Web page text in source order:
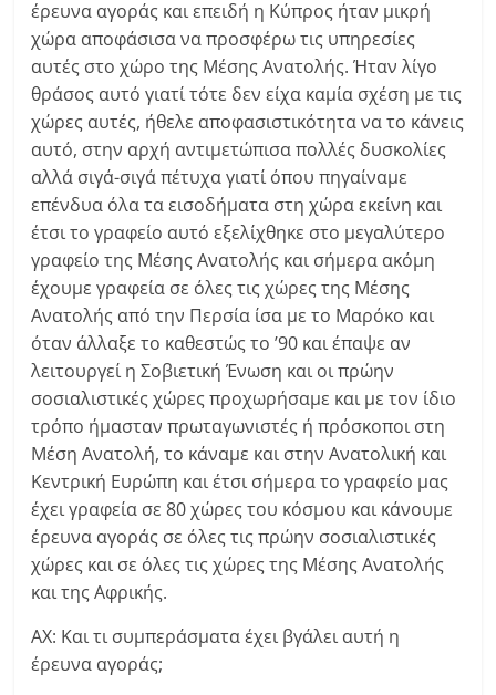
έρευνα αγοράς και επειδή η Κύπρος ήταν μικρή
χώρα αποφάσισα να προσφέρω τις υπηρεσίες
αυτές στο χώρο της Μέσης Ανατολής. Ήταν λίγο
θράσος αυτό γιατί τότε δεν είχα καμία σχέση με τις
χώρες αυτές, ήθελε αποφασιστικότητα να το κάνεις
αυτό, στην αρχή αντιμετώπισα πολλές δυσκολίες
αλλά σιγά-σιγά πέτυχα γιατί όπου πηγαίναμε
επένδυα όλα τα εισοδήματα στη χώρα εκείνη και
έτσι το γραφείο αυτό εξελίχθηκε στο μεγαλύτερο
γραφείο της Μέσης Ανατολής και σήμερα ακόμη
έχουμε γραφεία σε όλες τις χώρες της Μέσης
Ανατολής από την Περσία ίσα με το Μαρόκο και
όταν άλλαξε το καθεστώς το ’90 και έπαψε αν
λειτουργεί η Σοβιετική Ένωση και οι πρώην
σοσιαλιστικές χώρες προχωρήσαμε και με τον ίδιο
τρόπο ήμασταν πρωταγωνιστές ή πρόσκοποι στη
Μέση Ανατολή, το κάναμε και στην Ανατολική και
Κεντρική Ευρώπη και έτσι σήμερα το γραφείο μας
έχει γραφεία σε 80 χώρες του κόσμου και κάνουμε
έρευνα αγοράς σε όλες τις πρώην σοσιαλιστικές
χώρες και σε όλες τις χώρες της Μέσης Ανατολής
και της Αφρικής.
ΑΧ: Και τι συμπεράσματα έχει βγάλει αυτή η
έρευνα αγοράς;